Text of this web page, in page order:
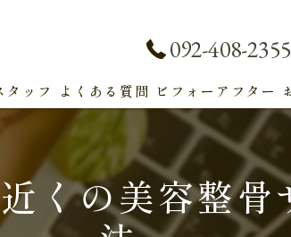
092-408-2355
タッフ よくある質問 ビフォーアフター
くの美容整